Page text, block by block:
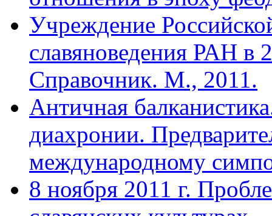
Учреждение
славяноведения РАН в
Справочник. М., 2011.
Античная
диахронии.
международному
8 ноября 2011 г.